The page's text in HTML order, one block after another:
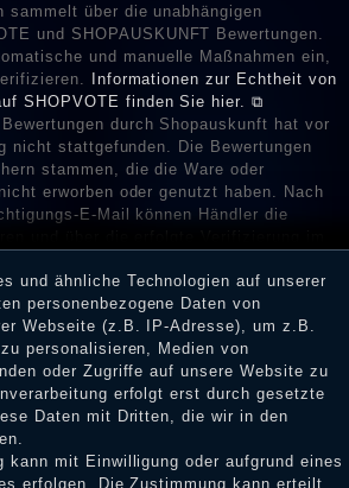
sammelt über die unabhängigen
und SHOPAUSKUNFT Bewertungen.
und manuelle Maßnahmen ein,
Informationen zur Echtheit von
SHOPVOTE finden Sie hier. ⧉
durch Shopauskunft hat vor
nicht stattgefunden. Die Bewertungen
stammen, die die Ware oder
erworben oder genutzt haben. Nach
E-Mail können Händler die
und ähnliche Technologien auf unserer
personenbezogene Daten von
Webseite (z.B. IP-Adresse), um z.B.
personalisieren, Medien von
oder Zugriffe auf unsere Website zu
erfolgt erst durch gesetzte
Daten mit Dritten, die wir in den
kann mit Einwilligung oder aufgrund eines
erfolgen. Die Zustimmung kann erteilt